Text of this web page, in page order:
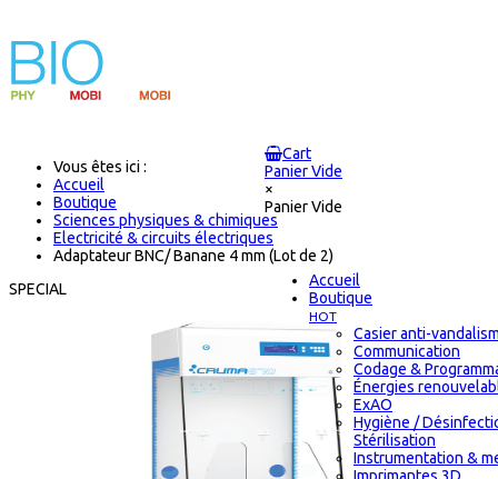
Cart
Panier Vide
×
Panier Vide
Accueil
Boutique
HOT
Casier anti-
Communication
Codage &
Énergies
ExAO
Hygiène /
Stérilisation
Instrumentation &
Vous êtes ici :
Accueil
Boutique
Sciences physiques & chimiques
Electricité & circuits électriques
Adaptateur BNC/ Banane 4 mm (Lot de 2)
SPECIAL